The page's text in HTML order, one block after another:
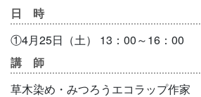
日 時
①4月25日（土） 13：00～16：00
講 師
草木染め・みつろうエコラップ作家